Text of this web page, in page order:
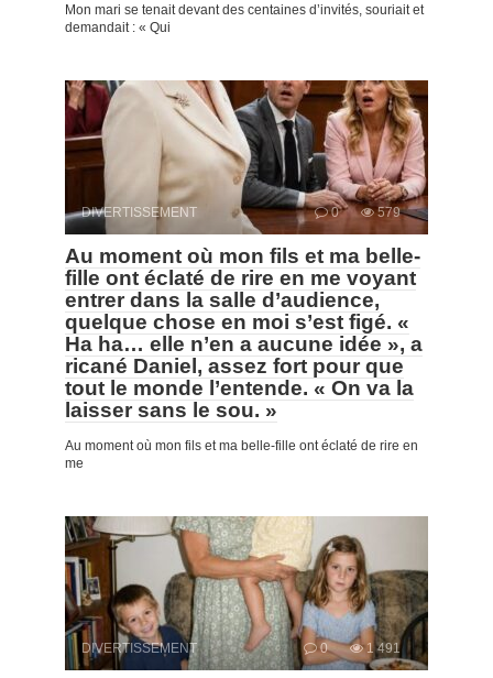
Mon mari se tenait devant des centaines d’invités, souriait et
demandait : « Qui
DIVERTISSEMENT 0 579
Au moment où mon fils et ma belle-
fille ont éclaté de rire en me voyant
entrer dans la salle d’audience,
quelque chose en moi s’est figé. «
Ha ha… elle n’en a aucune idée », a
ricané Daniel, assez fort pour que
tout le monde l’entende. « On va la
laisser sans le sou. »
Au moment où mon fils et ma belle-fille ont éclaté de rire en
me
DIVERTISSEMENT 0 1 491